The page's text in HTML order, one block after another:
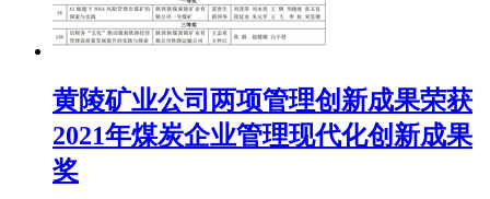
黄陵矿业公司两项管理创新成果荣获
2021年煤炭企业管理现代化创新成果
奖